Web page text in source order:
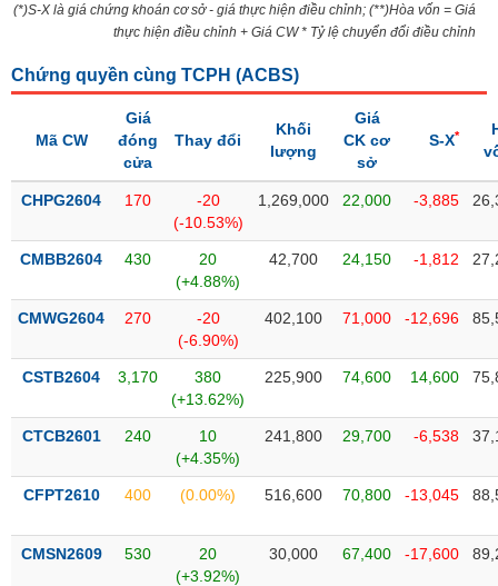
chi
Tổng
Giao
Tài
Phân
doanh
nghiệp
Tin
tức
(*)S-X là giá chứng khoán cơ sở - giá thực hiện điều chỉnh; (**)Hòa vốn = Giá
thực hiện điều chỉnh + Giá CW * Tỷ lệ chuyển đổi điều chỉnh
Chứng quyền cùng TCPH (ACBS)
Mã CW
Giá
đóng
cửa
Thay đổi
Khối
lượng
Giá
CK cơ
sở
S-X*
CHPG2604 170
-20
(-10.53%)
1,269,000 22,000 -3,885
CMBB2604 430
20
(+4.88%)
42,700 24,150 -1,812
CMWG2604 270
-20
(-6.90%)
402,100 71,000 -12,696
CSTB2604 3,170
380
(+13.62%)
225,900 74,600 14,600
CTCB2601 240
10
(+4.35%)
241,800 29,700 -6,538
CFPT2610 400 (0.00%) 516,600 70,800 -13,045
CMSN2609 530
20
(+3.92%)
30,000 67,400 -17,600
VS-
NĂNG
LƯỢNG
NGUYÊN
CÔNG
NGHIỆP